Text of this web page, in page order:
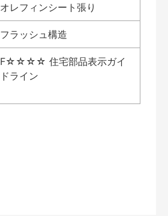
オレフィンシート張り
フラッシュ構造
F☆☆☆☆ 住宅部品表示ガイ
ドライン